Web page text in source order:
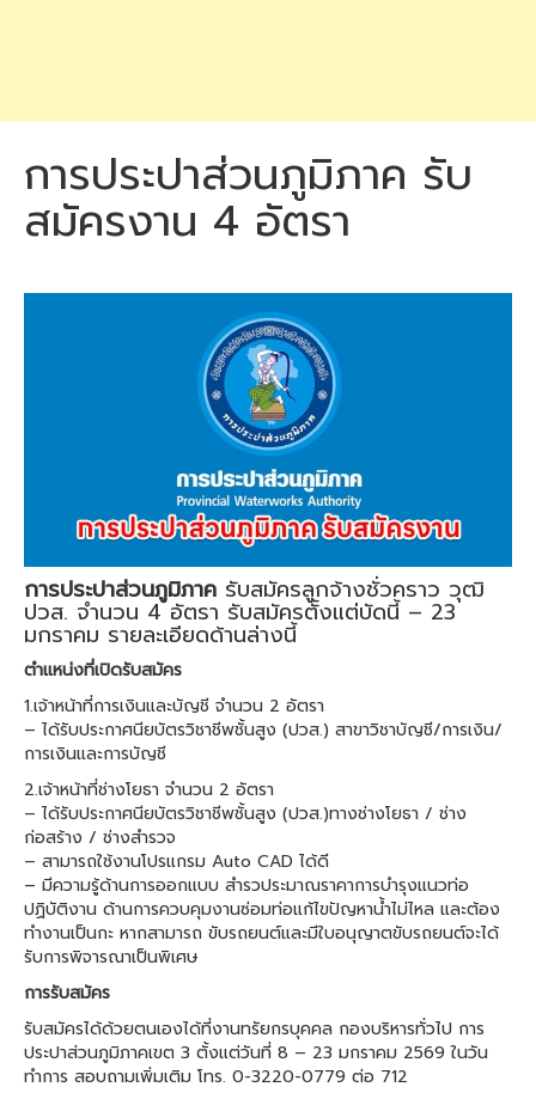
การประปาส่วนภูมิภาค รับ
สมัครงาน 4 อัตรา
การประปาส่วนภูมิภาค รับสมัครลูกจ้างชั่วคราว วุฒิ
ปวส. จำนวน 4 อัตรา รับสมัครตั้งแต่บัดนี้ – 23
มกราคม รายละเอียดด้านล่างนี้
ตำแหน่งที่เปิดรับสมัคร
1.เจ้าหน้าที่การเงินและบัญชี จำนวน 2 อัตรา
– ได้รับประกาศนียบัตรวิชาชีพชั้นสูง (ปวส.) สาขาวิชาบัญชี/การเงิน/
การเงินและการบัญชี
2.เจ้าหน้าที่ช่างโยธา จำนวน 2 อัตรา
– ได้รับประกาศนียบัตรวิชาชีพชั้นสูง (ปวส.)ทางช่างโยธา / ช่าง
ก่อสร้าง / ช่างสำรวจ
– สามารถใช้งานโปรแกรม Auto CAD ได้ดี
– มีความรู้ด้านการออกแบบ สำรวประมาณราคาการบำรุงแนวท่อ
ปฏิบัติงาน ด้านการควบคุมงานซ่อมท่อแก้ไขปัญหาน้ำไม่ไหล และต้อง
ทำงานเป็นกะ หากสามารถ ขับรถยนต์และมีใบอนุญาตขับรถยนต์จะได้
รับการพิจารณาเป็นพิเศษ
การรับสมัคร
รับสมัครได้ด้วยตนเองได้ที่งานทรัยกรบุคคล กองบริหารทั่วไป การ
ประปาส่วนภูมิภาคเขต 3 ตั้งแต่วันที่ 8 – 23 มกราคม 2569 ในวัน
ทำการ สอบถามเพิ่มเติม โทร. 0-3220-0779 ต่อ 712